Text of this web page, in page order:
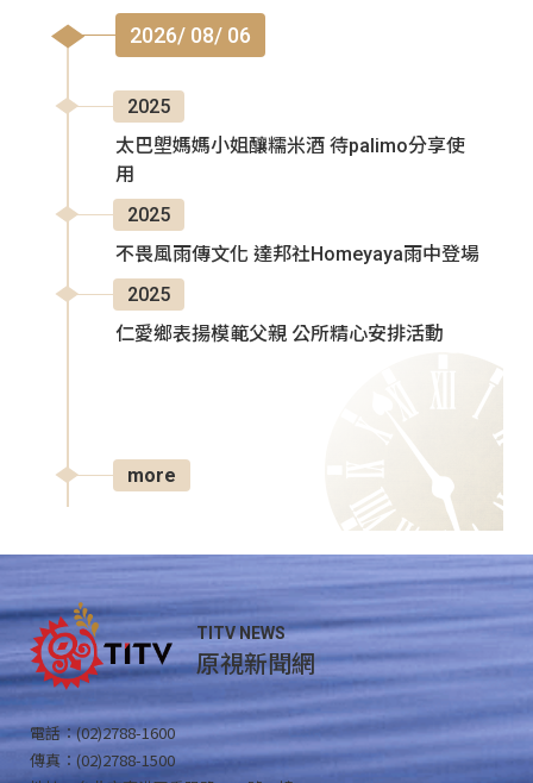
2026/ 08/ 06
2025
太巴塱媽媽小姐釀糯米酒 待palimo分享使
用
2025
不畏風雨傳文化 達邦社Homeyaya雨中登場
2025
仁愛鄉表揚模範父親 公所精心安排活動
more
TITV NEWS
原視新聞網
電話：(02)2788-1600
傳真：(02)2788-1500